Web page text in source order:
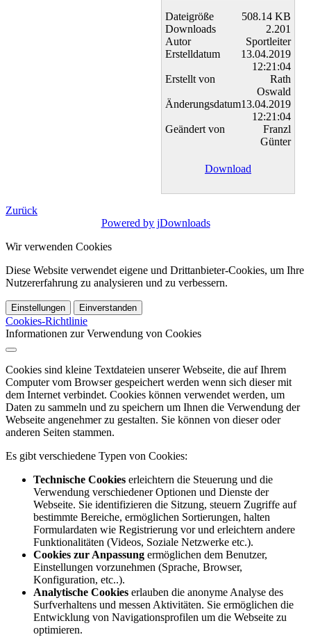
Dateigröße
508.14 KB
Downloads
2.201
Autor
Sportleiter
Erstelldatum
13.04.2019
12:21:04
Erstellt von
Rath
Oswald
Änderungsdatum13.04.2019
12:21:04
Geändert von
Franzl
Günter
Download
Zurück
Powered by jDownloads
Wir verwenden Cookies
Diese Website verwendet eigene und Drittanbieter-Cookies, um Ihre
Nutzererfahrung zu analysieren und zu verbessern.
Einstellungen Einverstanden
Cookies-Richtlinie
Informationen zur Verwendung von Cookies
Cookies sind kleine Textdateien unserer Webseite, die auf Ihrem
Computer vom Browser gespeichert werden wenn sich dieser mit
dem Internet verbindet. Cookies können verwendet werden, um
Daten zu sammeln und zu speichern um Ihnen die Verwendung der
Webseite angenehmer zu gestalten. Sie können von dieser oder
anderen Seiten stammen.
Es gibt verschiedene Typen von Cookies:
Technische Cookies erleichtern die Steuerung und die
Verwendung verschiedener Optionen und Dienste der
Webseite. Sie identifizieren die Sitzung, steuern Zugriffe auf
bestimmte Bereiche, ermöglichen Sortierungen, halten
Formulardaten wie Registrierung vor und erleichtern andere
Funktionalitäten (Videos, Soziale Netzwerke etc.).
Cookies zur Anpassung ermöglichen dem Benutzer,
Einstellungen vorzunehmen (Sprache, Browser,
Konfiguration, etc..).
Analytische Cookies erlauben die anonyme Analyse des
Surfverhaltens und messen Aktivitäten. Sie ermöglichen die
Entwicklung von Navigationsprofilen um die Webseite zu
optimieren.